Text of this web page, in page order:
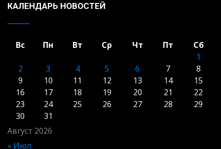
КАЛЕНДАРЬ НОВОСТЕЙ
Август 2026
Вс Пн Вт Ср Чт Пт
Сб
1
2
3 4 5 6 7
8
9
10 11 12 13 14
15
16
17 18 19 20 21
22
23
24 25 26 27 28
29
30
31
« Июл